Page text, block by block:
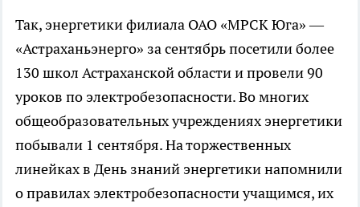
Так, энергетики филиала ОАО «МРСК Юга» —
«Астраханьэнерго» за сентябрь посетили более
130 школ Астраханской области и провели 90
уроков по электробезопасности. Во многих
общеобразовательных учреждениях энергетики
побывали 1 сентября. На торжественных
линейках в День знаний энергетики напомнили
о правилах электробезопасности учащимся, их